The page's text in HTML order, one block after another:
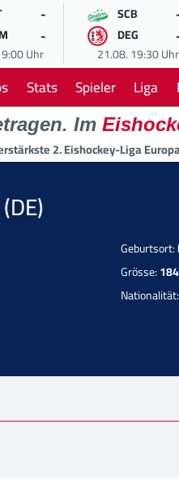
-
-
Uhr
SCB
DEG
21.08. 19:30 Uhr
Stats Spieler Liga
Im
2. Eishockey-Liga
(DE)
Geburtsort:
Grösse:
Nationalität: